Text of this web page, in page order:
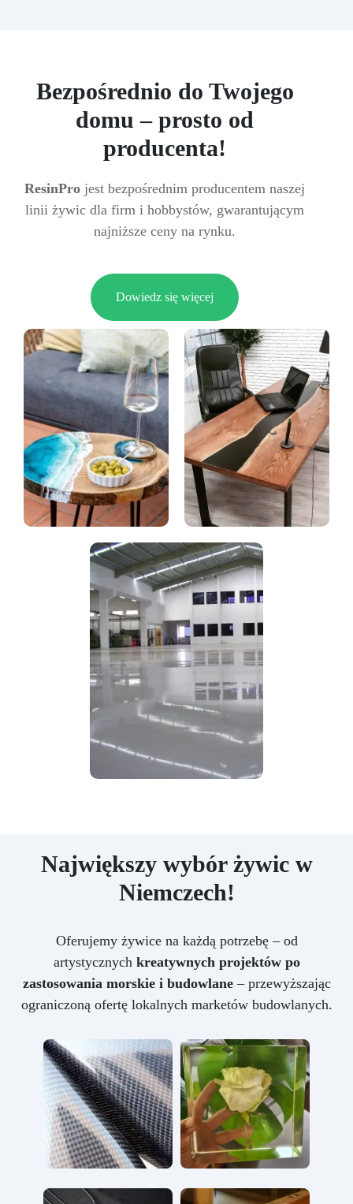
Bezpośrednio do Twojego
domu – prosto od
producenta!
ResinPro jest bezpośrednim producentem naszej
linii żywic dla firm i hobbystów, gwarantującym
najniższe ceny na rynku.
Dowiedz się więcej
Największy wybór żywic w
Niemczech!
Oferujemy żywice na każdą potrzebę – od
artystycznych kreatywnych projektów po
zastosowania morskie i budowlane– przewyższając
ograniczoną ofertę lokalnych marketów budowlanych.